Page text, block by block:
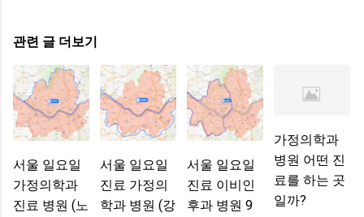
관련 글 더보기
서울 일요일
가정의학과
진료 병원 (노
서울 일요일
진료 가정의
학과 병원 (강
서울 일요일
진료 이비인
후과 병원 9
가정의학과
병원 어떤 진
료를 하는 곳
일까?